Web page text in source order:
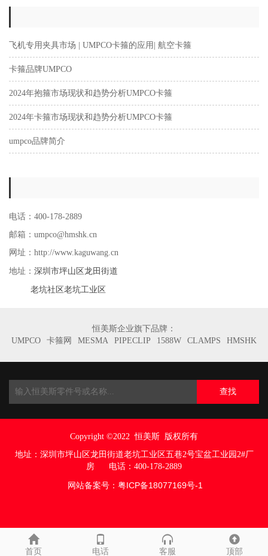
飞机专用夹具市场 | UMPCO卡箍的应用| 航空卡箍
卡箍品牌UMPCO
2024年抱箍市场现状和趋势分析UMPCO卡箍
2024年卡箍市场现状和趋势分析UMPCO卡箍
umpco品牌简介
电话：400-178-2889
邮箱：umpco@hmshk.cn
网址：http://www.kaguwang.cn
地址： 深圳市坪山区龙田街道
老坑社区老坑工业区
首页 电话 客服 顶部
恒美斯企业旗下品牌：
UMPCO
卡箍网 MESMA PIPECLIP 1588W CLAMPS HMSHK
查找
Copyright ©2022 恒美斯 版权所有
地址： 深圳市坪山区龙田街道老坑工业区五巷2号宝盆工业园2#厂
房 电话：400-178-2889
网站备案号： 粤ICP备18077169号-1